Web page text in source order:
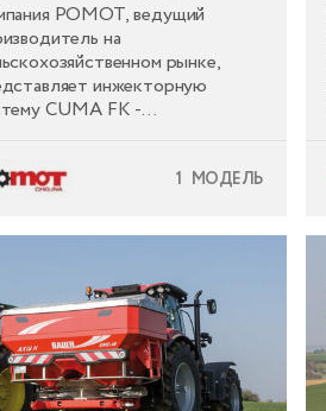
POMOT, ведущий
на
рынке,
инжекторную
CUMA FK -
для внесения
на реальном опыте и
1 МОДЕЛЬ